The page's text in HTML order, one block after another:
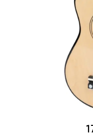
dopuri de urechi
Produse îngrijire